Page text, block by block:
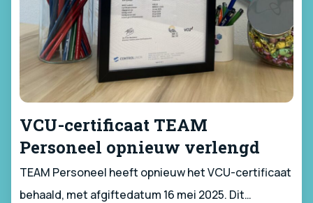
VCU-certificaat TEAM
Personeel opnieuw verlengd
TEAM Personeel heeft opnieuw het VCU-certificaat
behaald, met afgiftedatum 16 mei 2025. Dit